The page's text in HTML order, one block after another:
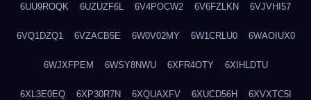
6UU9ROQK 6UZUZF6L 6V4POCW2 6V6FZLKN 6VJVHI57
6VQ1DZQ1 6VZACB5E 6W0V02MY 6W1CRLU0 6WAOIUX0
6WJXFPEM 6WSY8NWU 6XFR4OTY 6XIHLDTU
6XL3E0EQ 6XP30R7N 6XQUAXFV 6XUCD56H 6XVXTC5I